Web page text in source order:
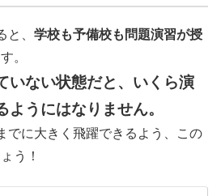
、 学校も予備校も問題演習が授
。
いない状態だと、いくら演
ようにはなりません。
でに大きく飛躍できるよう、この
う！